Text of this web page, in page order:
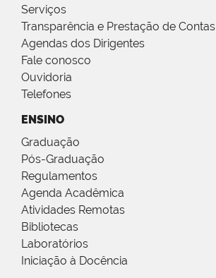
Serviços
Transparência e Prestação de Contas
Agendas dos Dirigentes
Fale conosco
Ouvidoria
Telefones
ENSINO
Graduação
Pós-Graduação
Regulamentos
Agenda Acadêmica
Atividades Remotas
Bibliotecas
Laboratórios
Iniciação à Docência